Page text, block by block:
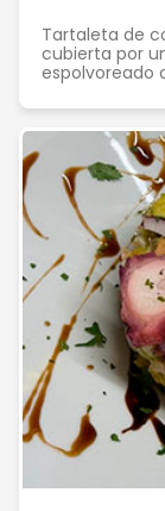
Tartaleta de
cubierta por
espolvoreado